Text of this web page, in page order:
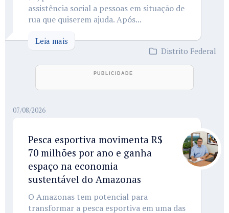
assistência social a pessoas em situação de
rua que quiserem ajuda. Após...
Leia mais
Distrito Federal
07/08/2026
Pesca esportiva movimenta R$
70 milhões por ano e ganha
espaço na economia
sustentável do Amazonas
O Amazonas tem potencial para
transformar a pesca esportiva em uma das